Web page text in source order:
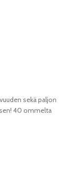
sekä paljon
40 ommelta